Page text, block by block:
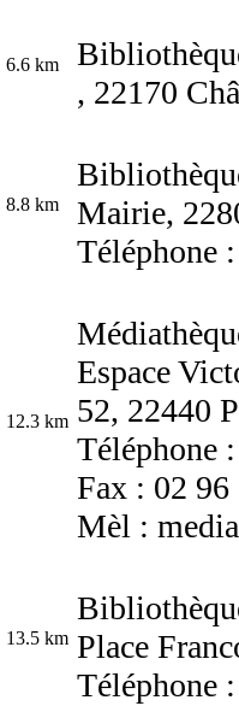
6.6 km
, 22170
8.8 km
Mairie,
Téléphone
12.3 km
Espace
52, 22440
Téléphone
Fax : 02 96
Mèl :
13.5 km Place
Téléphone